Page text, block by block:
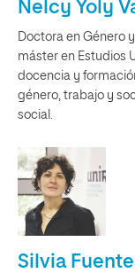
Nelcy Yoly
Doctora en Género
máster en Estudios
docencia y
género, trabajo y
social.
Silvia